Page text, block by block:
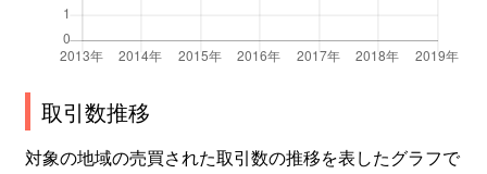
取引数推移
対象の地域の売買された取引数の推移を表したグラフで